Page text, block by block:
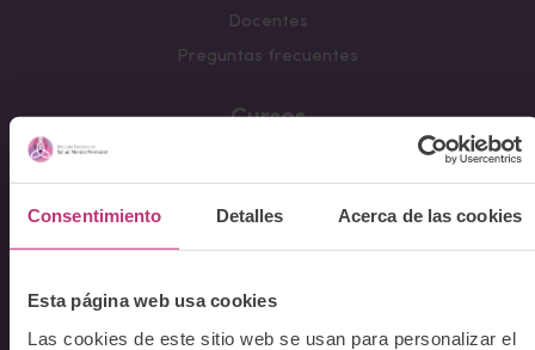
Consentimiento Detalles Acerca de las cookies
Esta página web usa cookies
Las cookies de este sitio web se usan para personalizar el
Docentes
Preguntas frecuentes
Cursos
Conferencia Neurociencia de la Lactancia y aplicaciones
Fundamentos en Salud Mental Perinatal
Psiquiatría perinatal
Lactancia y Salud Mental